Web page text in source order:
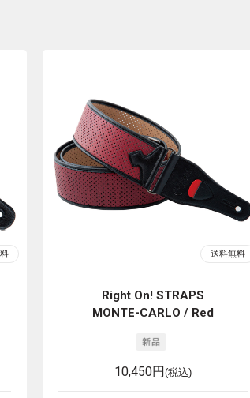
Right On! STRAPS
MONTE-CARLO / Red
10,450円(税込)